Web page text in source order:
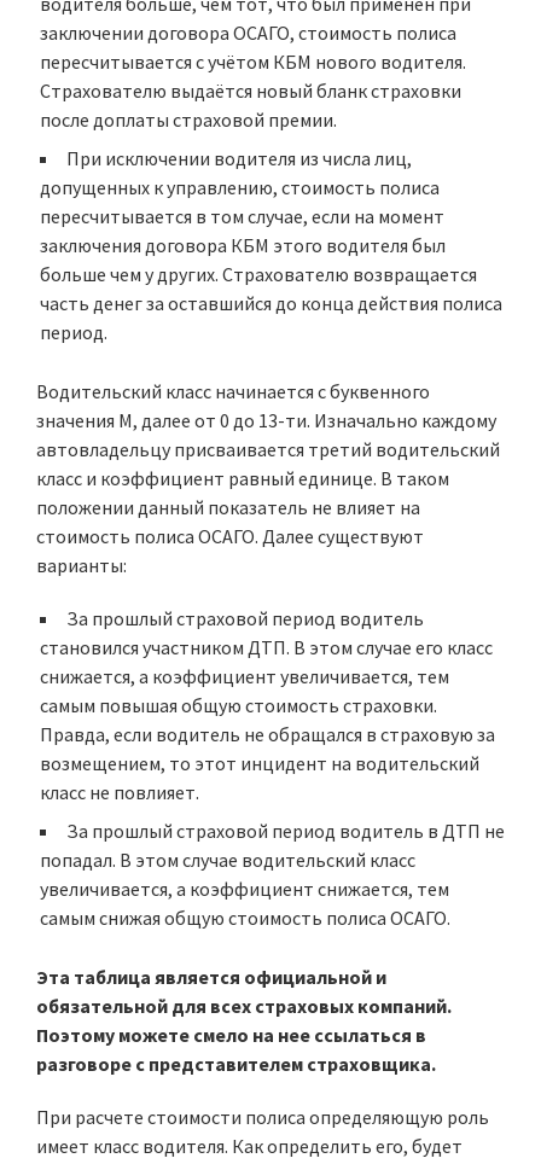
заключении договора ОСАГО, стоимость полиса
пересчитывается с учётом КБМ нового водителя.
Страхователю выдаётся новый бланк страховки
после доплаты страховой премии.
При исключении водителя из числа лиц,
допущенных к управлению, стоимость полиса
пересчитывается в том случае, если на момент
заключения договора КБМ этого водителя был
больше чем у других. Страхователю возвращается
часть денег за оставшийся до конца действия полиса
период.
Водительский класс начинается с буквенного
значения М, далее от 0 до 13-ти. Изначально каждому
автовладельцу присваивается третий водительский
класс и коэффициент равный единице. В таком
положении данный показатель не влияет на
стоимость полиса ОСАГО. Далее существуют
варианты:
За прошлый страховой период водитель
становился участником ДТП. В этом случае его класс
снижается, а коэффициент увеличивается, тем
самым повышая общую стоимость страховки.
Правда, если водитель не обращался в страховую за
возмещением, то этот инцидент на водительский
класс не повлияет.
За прошлый страховой период водитель в ДТП не
попадал. В этом случае водительский класс
увеличивается, а коэффициент снижается, тем
самым снижая общую стоимость полиса ОСАГО.
Эта таблица является официальной и
обязательной для всех страховых компаний.
Поэтому можете смело на нее ссылаться в
разговоре с представителем страховщика.
При расчете стоимости полиса определяющую роль
имеет класс водителя. Как определить его, будет